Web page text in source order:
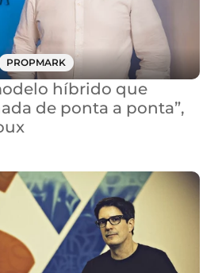
PROPMARK
híbrido que
de ponta a ponta”,